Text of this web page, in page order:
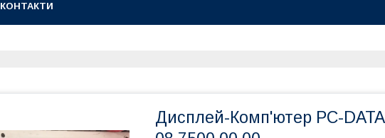
КОНТАКТИ
Дисплей-Комп'ютер PC-DATA